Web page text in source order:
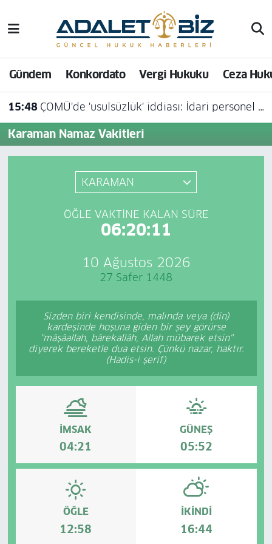
Gündem Konkordato Vergi Hukuku Ceza
15:48 ÇOMÜ'de 'usulsüzlük' iddiası: İdari personel açığa alındı
Karaman Namaz Vakitleri
KARAMAN
ÖĞLE VAKTINE KALAN SÜRE
06:20:11
10 Ağustos 2026
27 Safer 1448
Sizden biri kendisinde, malında veya (din)
kardeşinde hoşuna giden bir şey görürse
"mâşâallah, bârekallâh, Allah mübarek etsin"
diyerek bereketle dua etsin. Çünkü nazar, haktır.
(Hadis-i şerif)
İMSAK
04:21
GÜNEŞ
05:52
ÖĞLE
12:58
İKINDI
16:44
Hava Durumu
Trafik Durumu
Süper Lig Puan Durumu ve Fikstür
Tüm Manşetler
Son Dakika Haberleri